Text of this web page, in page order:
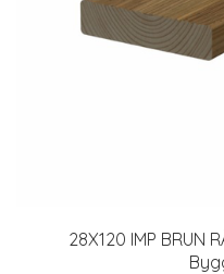
28X120 IMP BRUN